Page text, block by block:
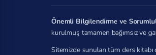
Önemli Bilgilendirme ve
kurulmuş tamamen bağımsız ve
Sitemizde sunulan tüm ders kitabı